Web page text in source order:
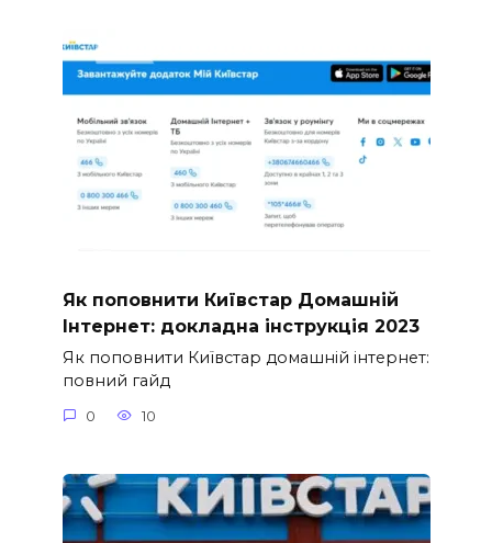
Як поповнити Київстар Домашній
Інтернет: докладна інструкція 2023
Як поповнити Київстар домашній інтернет:
повний гайд
0 10